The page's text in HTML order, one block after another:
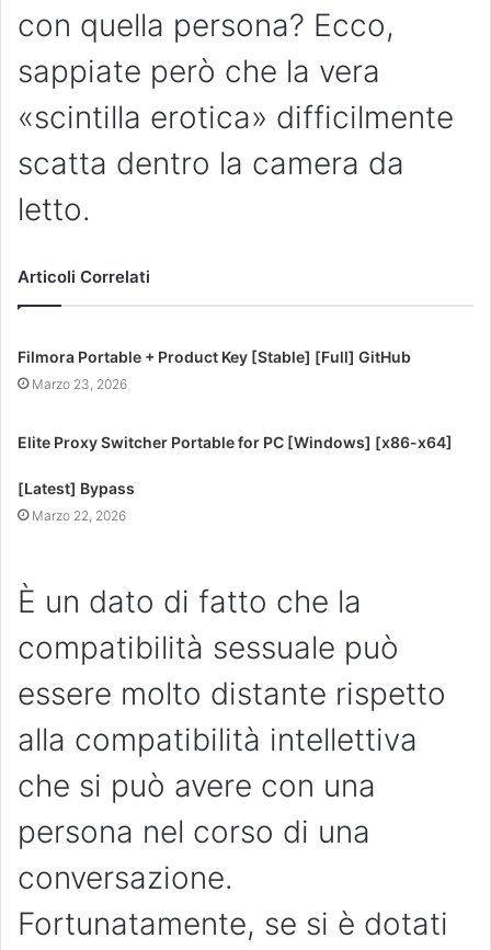
con quella persona? Ecco,
sappiate però che la vera
«scintilla erotica» difficilmente
scatta dentro la camera da
letto.
Articoli Correlati
Filmora Portable + Product Key [Stable] [Full] GitHub
Marzo 23, 2026
Elite Proxy Switcher Portable for PC [Windows] [x86-x64]
[Latest] Bypass
Marzo 22, 2026
È un dato di fatto che la
compatibilità sessuale può
essere molto distante rispetto
alla compatibilità intellettiva
che si può avere con una
persona nel corso di una
conversazione.
Fortunatamente, se si è dotati